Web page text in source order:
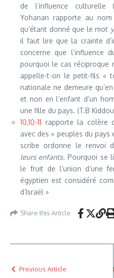
de l’influence culturelle
Yohanan rapporte au
qu’étant donné que le mot
il faut lire que la crainte
concerne que l’influence
pourquoi le cas réciproque
appelle-t-on le petit-fils «
nationale ne demeure
et non en l’enfant d’un
une fille du pays. (T.B
10,10-11 rapporte la colère
avec des « peuples du
scribe ordonne le renvoi
leurs enfants. Pourquoi se
le fruit de l’union d’une
égyptien est considéré
d’Israël »
Share this Article
Previous Article